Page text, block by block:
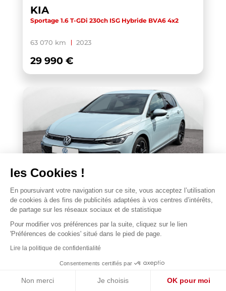
KIA
Sportage 1.6 T-GDi 230ch ISG Hybride BVA6 4x2
63 070 km 2023
29 990 €
Golf 1.5 eTSI EVO2 116 DSG7
22 677 km
31 990 €
vous acceptez l’utilisation de cookies à des fins de publicités
adaptées à vos centres d’intérêts, de partage sur les réseaux sociaux
et de statistique
Pour modifier vos préférences par la suite, cliquez sur le lien
'Préférences de cookies' situé dans le pied de page.
Lire la politique de confidentialité
Consentements certifiés par
Non merci Je choisis OK pour moi